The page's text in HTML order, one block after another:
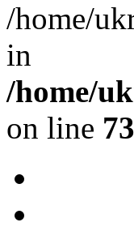
/home/
in
/home/
on line